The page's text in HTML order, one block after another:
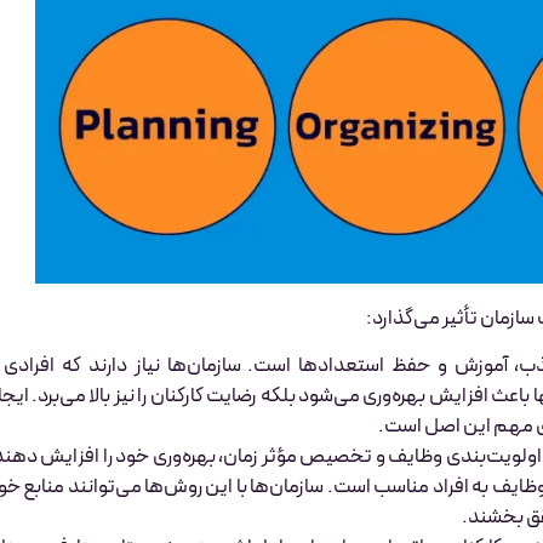
آموزش و حفظ استعدادها است. سازمان‌ها نیاز دارند که افرادی
افزایش بهره‌وری می‌شود بلکه رضایت کارکنان را نیز بالا می‌برد.
مهم این اصل است.
وظایف و تخصیص مؤثر زمان، بهره‌وری خود را افزایش
به افراد مناسب است. سازمان‌ها با این روش‌ها می‌توانند منابع
بخشند.